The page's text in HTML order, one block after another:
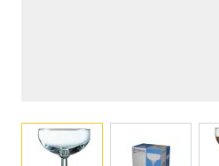
View larger imageView